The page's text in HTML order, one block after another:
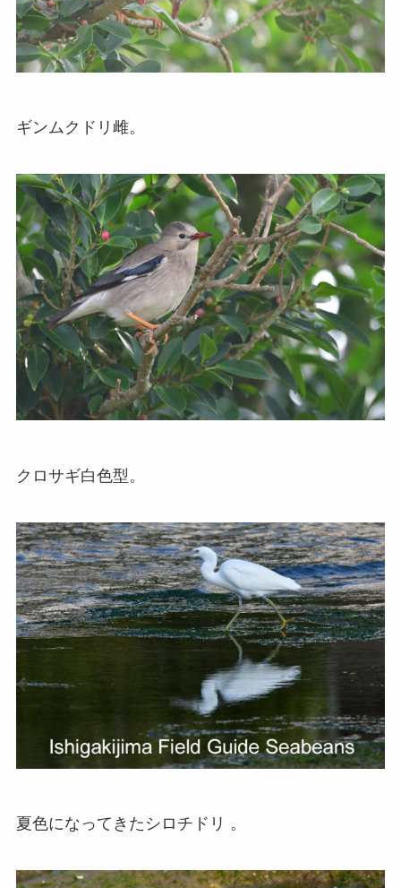
ギンムクドリ雌。
クロサギ白色型。
夏色になってきたシロチドリ 。